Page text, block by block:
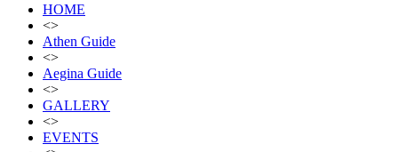
HOME
<>
Athen Guide
<>
Aegina Guide
<>
GALLERY
<>
EVENTS